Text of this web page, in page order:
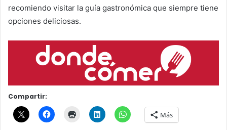
recomiendo visitar la guía gastronómica que siempre tiene
opciones deliciosas.
Compartir:
Más